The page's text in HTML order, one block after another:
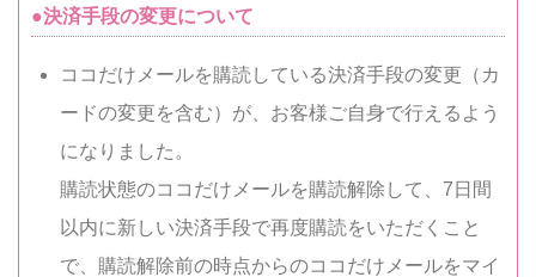
●決済手段の変更について
ココだけメールを購読している決済手段の変更（カ
ードの変更を含む）が、お客様ご自身で行えるよう
になりました。
購読状態のココだけメールを購読解除して、7日間
以内に新しい決済手段で再度購読をいただくこと
で、購読解除前の時点からのココだけメールをマイ